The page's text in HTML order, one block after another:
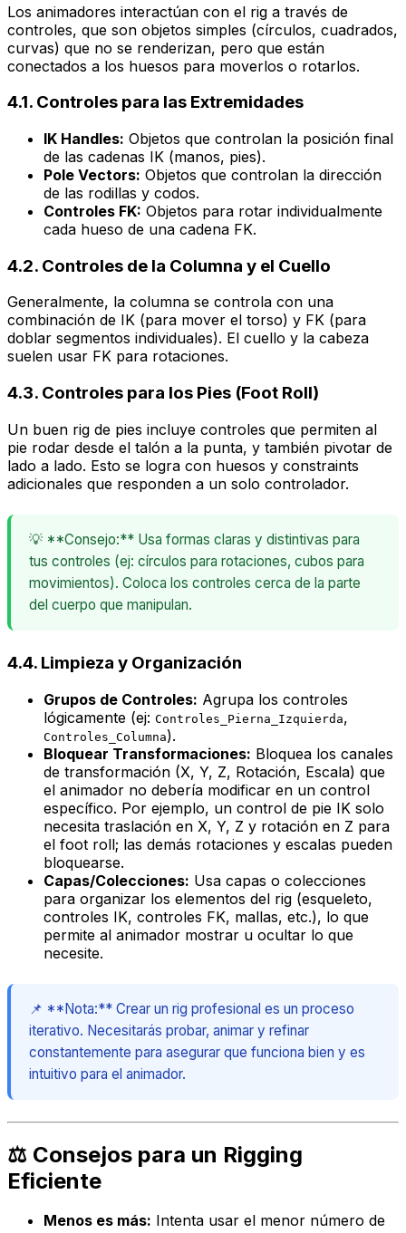
Los animadores interactúan con el rig a través de
controles, que son objetos simples (círculos, cuadrados,
curvas) que no se renderizan, pero que están
conectados a los huesos para moverlos o rotarlos.
4.1. Controles para las Extremidades
IK Handles: Objetos que controlan la posición final
de las cadenas IK (manos, pies).
Pole Vectors: Objetos que controlan la dirección
de las rodillas y codos.
Controles FK: Objetos para rotar individualmente
cada hueso de una cadena FK.
4.2. Controles de la Columna y el Cuello
Generalmente, la columna se controla con una
combinación de IK (para mover el torso) y FK (para
doblar segmentos individuales). El cuello y la cabeza
suelen usar FK para rotaciones.
4.3. Controles para los Pies (Foot Roll)
Un buen rig de pies incluye controles que permiten al
pie rodar desde el talón a la punta, y también pivotar de
lado a lado. Esto se logra con huesos y constraints
adicionales que responden a un solo controlador.
💡 **Consejo:** Usa formas claras y distintivas para
tus controles (ej: círculos para rotaciones, cubos para
movimientos). Coloca los controles cerca de la parte
del cuerpo que manipulan.
4.4. Limpieza y Organización
Grupos de Controles: Agrupa los controles
lógicamente (ej: Controles_Pierna_Izquierda,
Controles_Columna).
Bloquear Transformaciones: Bloquea los canales
de transformación (X, Y, Z, Rotación, Escala) que
el animador no debería modificar en un control
específico. Por ejemplo, un control de pie IK solo
necesita traslación en X, Y, Z y rotación en Z para
el foot roll; las demás rotaciones y escalas pueden
bloquearse.
Capas/Colecciones: Usa capas o colecciones
para organizar los elementos del rig (esqueleto,
controles IK, controles FK, mallas, etc.), lo que
permite al animador mostrar u ocultar lo que
necesite.
📌 **Nota:** Crear un rig profesional es un proceso
iterativo. Necesitarás probar, animar y refinar
constantemente para asegurar que funciona bien y es
intuitivo para el animador.
⚖️ Consejos para un Rigging
Eficiente
Menos es más: Intenta usar el menor número de